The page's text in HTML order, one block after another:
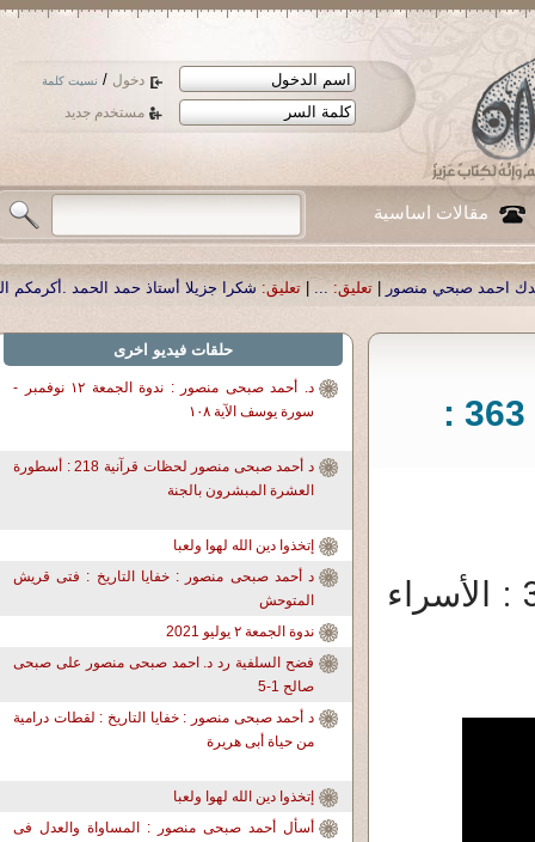
دخول / نسيت كلمة
مستخدم جديد
مقالات اساسية
...
| تعليق: شكرا جزيلا أستاذ حمد الحمد .أكرمكم الله . |تعليق: نسأل الله
د. أحمد صبحى منصور: لحظات قرآنية 363 :
د. أحمد صبحى منصور: لحظات قرآنية 363 : الأسراء
حلقات فيديو اخرى
د. أحمد صبحى منصور : ندوة الجمعة ١٢ نوفمبر -
سورة يوسف الآية ١٠٨
د أحمد صبحى منصور لحظات قرآنية 218 : أسطورة
العشرة المبشرون بالجنة
إتخذوا دين الله لهوا ولعبا
د أحمد صبحى منصور : خفايا التاريخ : فتى قريش
المتوحش
ندوة الجمعة ٢ يوليو 2021
فضح السلفية رد د. احمد صبحى منصور على صبحى
صالح 1-5
د أحمد صبحى منصور : خفايا التاريخ : لقطات درامية
من حياة أبى هريرة
إتخذوا دين الله لهوا ولعبا
أسأل أحمد صبحى منصور : المساواة والعدل فى